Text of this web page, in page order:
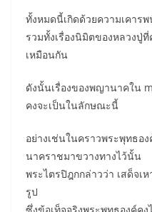
ทั้งหมดนี้เกิดด้วยความเคาร
รวมทั้งเรื่องนิมิตของหลวงปู่
เหมือนกัน
ดังนั้นเรื่องของพญานาคใน
คงจะเป็นในลักษณะนี้
อย่างเช่นในคราวพระพุทธอ
นาคราชมาขวางทางไว้นั้น
พระไตรปิฎกกล่าวว่า เสด็จเ
รูป